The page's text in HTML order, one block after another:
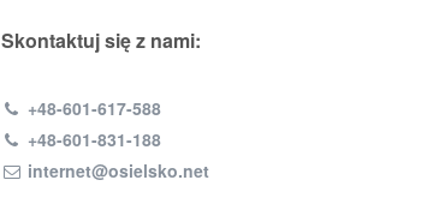
Skontaktuj się z nami:
+48-601-617-588
+48-601-831-188
internet@osielsko.net